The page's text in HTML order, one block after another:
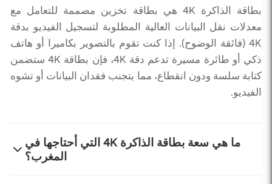
بطاقة الذاكرة 4K هي بطاقة تخزين مصممة للتعامل مع
معدلات نقل البيانات العالية المطلوبة لتسجيل الفيديو بدقة
4K (فائقة الوضوح). إذا كنت تقوم بالتصوير بكاميرا أو هاتف
ذكي أو طائرة مسيرة تدعم دقة 4K، فإن بطاقة 4K ستضمن
كتابة سلسة ودون انقطاع، مما يتجنب فقدان البيانات أو تشوه
الفيديو.
ما هي سعة بطاقة الذاكرة 4K التي أحتاجها في
المغرب؟